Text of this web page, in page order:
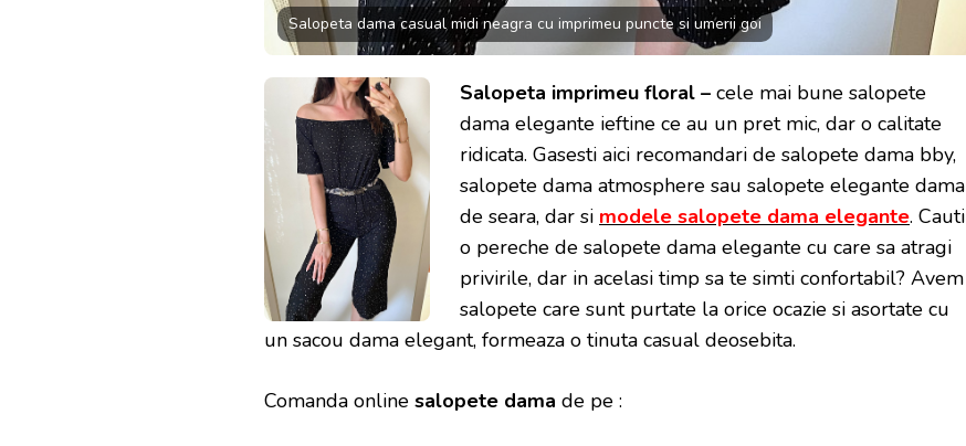
Salopeta dama casual midi neagra cu imprimeu puncte si umerii goi
Salopeta imprimeu floral – cele mai bune salopete
dama elegante ieftine ce au un pret mic, dar o calitate
ridicata. Gasesti aici recomandari de salopete dama bby,
salopete dama atmosphere sau salopete elegante dama
de seara, dar si modele salopete dama elegante. Cauti
o pereche de salopete dama elegante cu care sa atragi
privirile, dar in acelasi timp sa te simti confortabil? Avem
salopete care sunt purtate la orice ocazie si asortate cu
un sacou dama elegant, formeaza o tinuta casual deosebita.
Comanda online salopete dama de pe :